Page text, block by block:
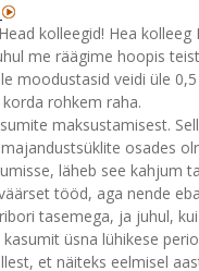
kolleegid! Hea
me räägime hoopis
moodustasid veidi üle
rohkem raha.
maksustamisest.
osades
läheb see kahjum
tööd, aga nende
tasemega, ja juhul,
üsna lühikese
et näiteks eelmisel